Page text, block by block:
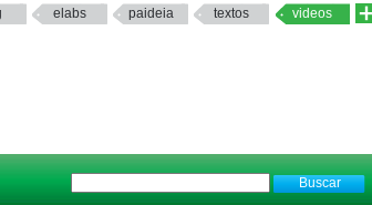
elabs paideia textos videos